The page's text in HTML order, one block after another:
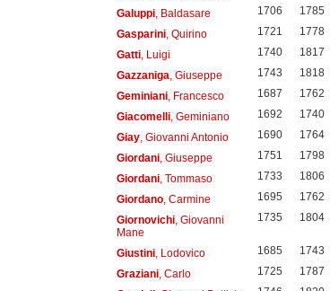
Galuppi, Baldasare 1706 1785
Gasparini, Quirino 1721 1778
Gatti, Luigi 1740 1817
Gazzaniga , Giuseppe 1743 1818
Geminiani, Francesco 1687 1762
Giacomelli, Geminiano 1692 1740
Giay, Giovanni Antonio 1690 1764
Giordani, Giuseppe 1751 1798
Giordani, Tommaso 1733 1806
Giordano, Carmine 1695 1762
Giornovichi, Giovanni
Mane
1735 1804
Giustini, Lodovico 1685 1743
Graziani, Carlo 1725 1787